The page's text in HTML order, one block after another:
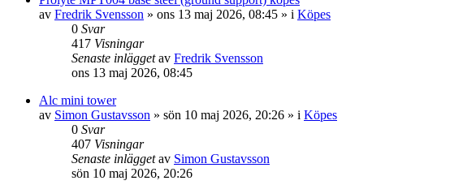
av Fredrik Svensson » ons 13 maj 2026, 08:45 » i Köpes
0 Svar
417 Visningar
Senaste inläggetav Fredrik Svensson
ons 13 maj 2026, 08:45
Alc mini tower
av Simon Gustavsson » sön 10 maj 2026, 20:26 » i Köpes
0 Svar
407 Visningar
Senaste inläggetav Simon Gustavsson
sön 10 maj 2026, 20:26